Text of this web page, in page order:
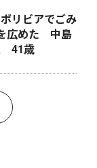
リビアでごみ
広めた 中島
41歳